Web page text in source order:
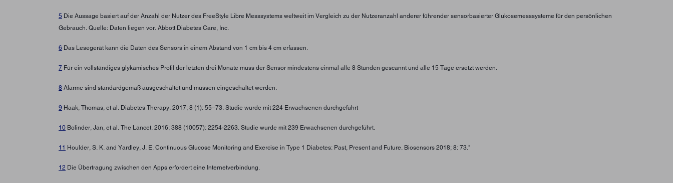
5 Die Aussage basiert auf der Anzahl der Nutzer des FreeStyle Libre Messsystems weltweit im Vergleich zu der Nutzeranzahl anderer führender sensorbasierter Glukosemesssysteme für den persönlichen
Gebrauch. Quelle: Daten liegen vor. Abbott Diabetes Care, Inc.
6 Das Lesegerät kann die Daten des Sensors in einem Abstand von 1 cm bis 4 cm erfassen.
7 Für ein vollständiges glykämisches Profil der letzten drei Monate muss der Sensor mindestens einmal alle 8 Stunden gescannt und alle 15 Tage ersetzt werden.
8 Alarme sind standardgemäß ausgeschaltet und müssen eingeschaltet werden.
9 Haak, Thomas, et al. Diabetes Therapy. 2017; 8 (1): 55–73. Studie wurde mit 224 Erwachsenen durchgeführt
10 Bolinder, Jan, et al. The Lancet. 2016; 388 (10057): 2254-2263. Studie wurde mit 239 Erwachsenen durchgeführt.
11 Houlder, S. K. and Yardley, J. E. Continuous Glucose Monitoring and Exercise in Type 1 Diabetes: Past, Present and Future. Biosensors 2018; 8: 73."
12 Die Übertragung zwischen den Apps erfordert eine Internetverbindung.